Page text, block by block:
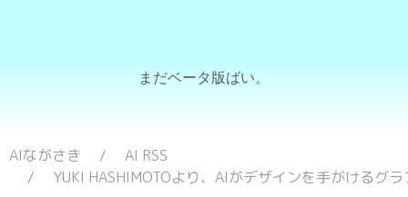
まだベータ版ばい。
AIながさき
AI RSS
YUKI HASHIMOTOより、AIがデザインを手がけるグ